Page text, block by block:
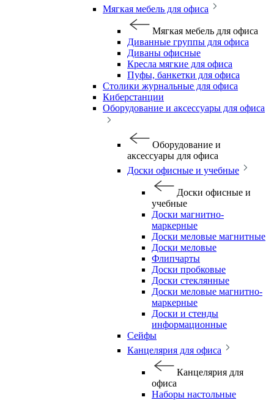
Мягкая мебель для офиса
Мягкая мебель для офиса
Диванные группы для офиса
Диваны офисные
Кресла мягкие для офиса
Пуфы, банкетки для офиса
Столики журнальные для офиса
Киберстанции
Оборудование и аксессуары для офиса
Оборудование и
аксессуары для офиса
Доски офисные и учебные
Доски офисные и
учебные
Доски магнитно-
маркерные
Доски меловые магнитные
Доски меловые
Флипчарты
Доски пробковые
Доски стеклянные
Доски меловые магнитно-
маркерные
Доски и стенды
информационные
Сейфы
Канцелярия для офиса
Канцелярия для
офиса
Наборы настольные